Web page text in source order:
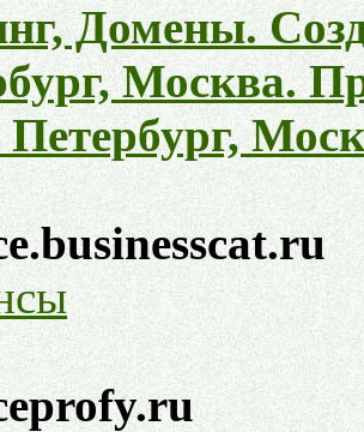
Домены.
Москва.
Петербург,